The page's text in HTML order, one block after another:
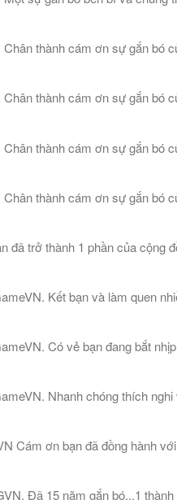
thành cám ơn sự gắn bó
thành cám ơn sự gắn bó
thành cám ơn sự gắn bó
thành cám ơn sự gắn bó
đã trở thành 1 phần của cộng
Kết bạn và làm quen
Có vẻ bạn đang bắt
Nhanh chóng thích
Cám ơn bạn đã đồng hành
Đã 15 năm gắn bó...1